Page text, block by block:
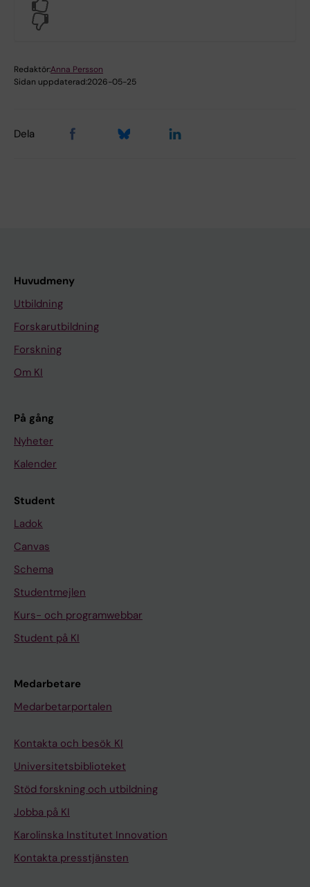
Redaktör:Anna Persson
Sidan uppdaterad:2026-05-25
Dela
Huvudmeny
Utbildning
Forskarutbildning
Forskning
Om KI
På gång
Nyheter
Kalender
Student
Ladok
Canvas
Schema
Studentmejlen
Kurs- och programwebbar
Student på KI
Medarbetare
Medarbetarportalen
Kontakta och besök KI
Universitetsbiblioteket
Stöd forskning och utbildning
Jobba på KI
Karolinska Institutet Innovation
Kontakta presstjänsten